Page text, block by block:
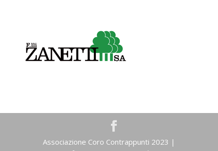
Associazione Coro Contrappunti 2023 |